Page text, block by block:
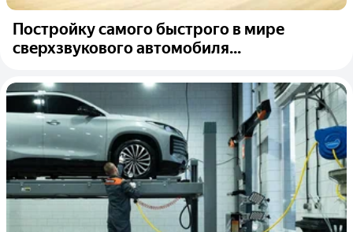
​​Постройку самого быстрого в мире
сверхзвукового автомобиля...